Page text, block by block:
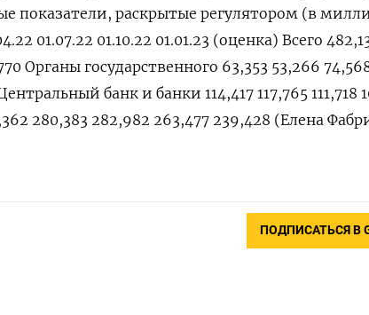
показатели, раскрытые регулятором (в
01.07.22 01.10.22 01.01.23 (оценка) Всего
Органы государственного 63,353 53,266
банк и банки 114,417 117,765 111,718
280,383 282,982 263,477 239,428 (Елена
ПОДПИСАТЬСЯ В